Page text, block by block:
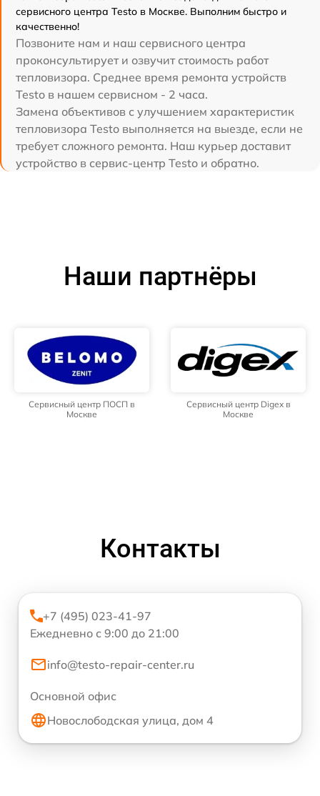
сервисного центра Testo в Москве. Выполним быстро и
качественно!
Позвоните нам и наш сервисного центра
проконсультирует и озвучит стоимость работ
тепловизора. Среднее время ремонта устройств
Testo в нашем сервисном - 2 часа.
Замена объективов с улучшением характеристик
тепловизора Testo выполняется на выезде, если не
требует сложного ремонта. Наш курьер доставит
устройство в сервис-центр Testo и обратно.
Наши партнёры
Сервисный центр ПОСП в
Москве
Сервисный центр Digex в
Москве
Контакты
+7 (495) 023-41-97
Ежедневно с 9:00 до 21:00
info@testo-repair-center.ru
Основной офис
Новослободская улица, дом 4